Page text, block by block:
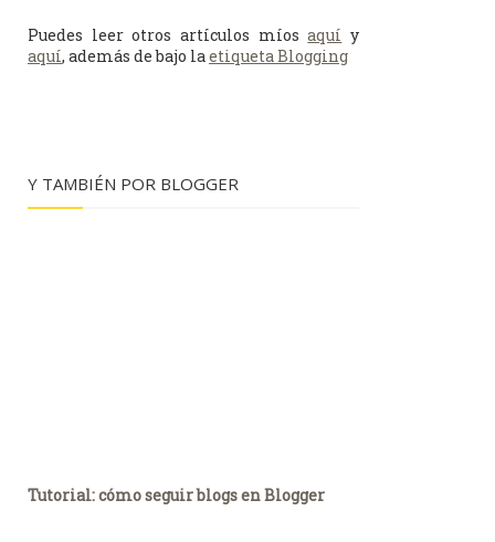
Puedes leer otros artículos míosaquí y
aquí, además de bajo la etiqueta Blogging
Y TAMBIÉN POR BLOGGER
Tutorial: cómo seguir blogs en Blogger